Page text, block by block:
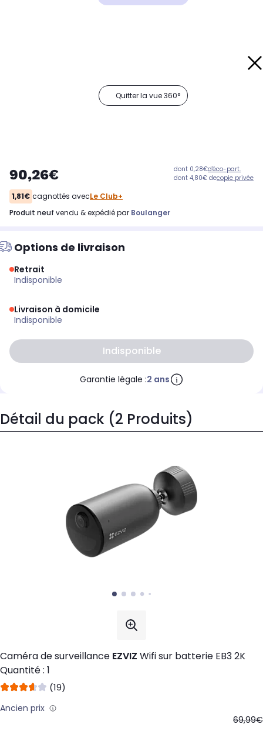
Quitter la vue 360°
90,26€ dont 0,28€d'éco-part.
dont 4,80€ decopie privée
1,81€ cagnottés avecLe Club+
produit neuf vendu & expédié par Boulanger
Options de livraison
Retrait
indisponible
Livraison à domicile
indisponible
indisponible
Garantie légale :2 ans
Détail du pack (2 Produits)
Caméra de surveillance EZVIZ Wifi sur batterie EB3 2K
Quantité : 1
(19)
Ancien prix
69,99€